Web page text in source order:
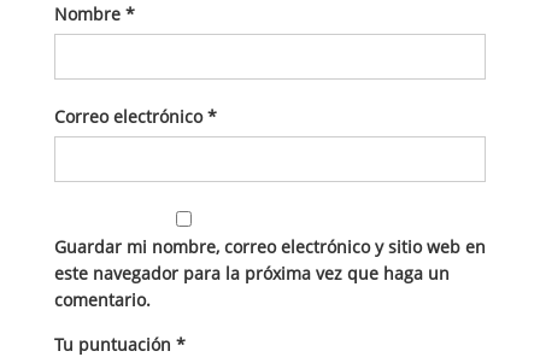
Nombre *
Correo electrónico*
Guardar mi nombre, correo electrónico y sitio web en
este navegador para la próxima vez que haga un
comentario.
Tu puntuación *